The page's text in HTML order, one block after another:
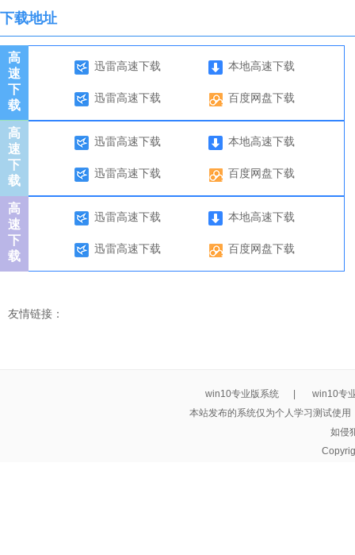
下载地址
高
速
下
载
迅雷高速下载 本地高速下载
迅雷高速下载 百度网盘下载
高
速
下
载
迅雷高速下载 本地高速下载
迅雷高速下载 百度网盘下载
高
速
下
载
迅雷高速下载 本地高速下载
迅雷高速下载 百度网盘下载
友情链接：
win10专业版系统
win10专
本站发布的系统仅为个人学习测试使
如侵